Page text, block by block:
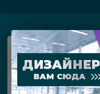
ДИЗАЙНЕР
ВАМ СЮДА